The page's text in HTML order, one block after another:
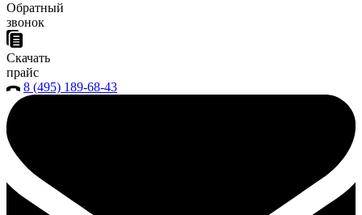
Обратный
звонок
Скачать
прайс
8 (495) 189-68-43